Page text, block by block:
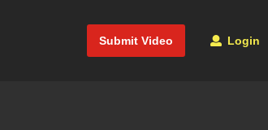
Submit Video Login